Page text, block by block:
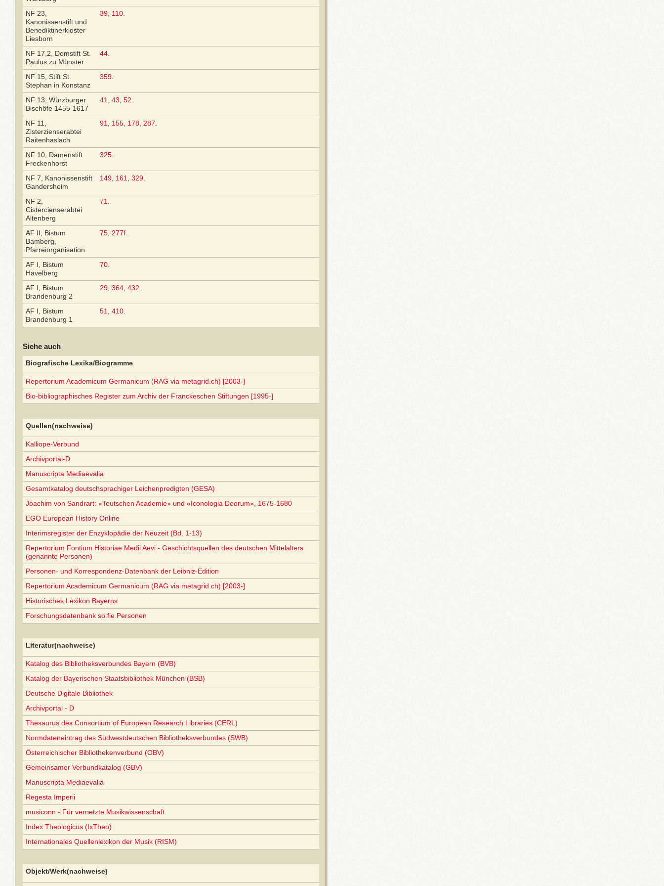
NF 23,
Kanonissenstift und
Benediktinerkloster
Liesborn
39 110
NF 17,2, Domstift St.
Paulus zu Münster
44
NF 15, Stift St.
Stephan in Konstanz
359
NF 13, Würzburger
Bischöfe 1455-1617
41 43 52
NF 11,
Zisterzienserabtei
Raitenhaslach
91 155 178 287
NF 10, Damenstift
Freckenhorst
325
NF 7, Kanonissenstift
Gandersheim
149 161 329
NF 2,
Cistercienserabtei
Altenberg
71
AF II, Bistum
Bamberg,
Pfarreiorganisation
75 277f.
AF I, Bistum
Havelberg
70
AF I, Bistum
Brandenburg 2
29 364 432
AF I, Bistum
Brandenburg 1
51 410
Siehe auch
Biografische Lexika/Biogramme
Repertorium Academicum Germanicum (RAG via metagrid.ch) [2003-]
Bio-bibliographisches Register zum Archiv der Franckeschen Stiftungen [1995-]
Quellen(nachweise)
Kalliope-Verbund
Archivportal-D
Manuscripta Mediaevalia
Gesamtkatalog deutschsprachiger Leichenpredigten (GESA)
Joachim von Sandrart: «Teutschen Academie» und «Iconologia Deorum», 1675-1680
EGO European History Online
Interimsregister der Enzyklopädie der Neuzeit (Bd. 1-13)
Repertorium Fontium Historiae Medii Aevi - Geschichtsquellen des deutschen Mittelalters
(genannte Personen)
Personen- und Korrespondenz-Datenbank der Leibniz-Edition
Repertorium Academicum Germanicum (RAG via metagrid.ch) [2003-]
Historisches Lexikon Bayerns
Forschungsdatenbank so:fie Personen
Literatur(nachweise)
Katalog des Bibliotheksverbundes Bayern (BVB)
Katalog der Bayerischen Staatsbibliothek München (BSB)
Deutsche Digitale Bibliothek
Archivportal - D
Thesaurus des Consortium of European Research Libraries (CERL)
Normdateneintrag des Südwestdeutschen Bibliotheksverbundes (SWB)
Österreichischer Bibliothekenverbund (OBV)
Gemeinsamer Verbundkatalog (GBV)
Manuscripta Mediaevalia
Regesta Imperii
musiconn - Für vernetzte Musikwissenschaft
Index Theologicus (IxTheo)
Internationales Quellenlexikon der Musik (RISM)
Objekt/Werk(nachweise)